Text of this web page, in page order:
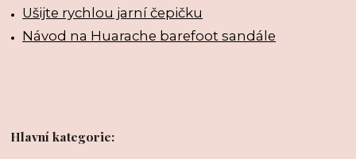
Ušijte rychlou jarní čepičku
Návod na Huarache barefoot sandále
Hlavní kategorie: